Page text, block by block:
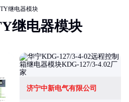
继电器模块
继电器模块
济宁中新电气有限公司